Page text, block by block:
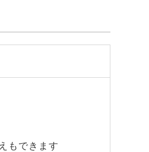
もできます